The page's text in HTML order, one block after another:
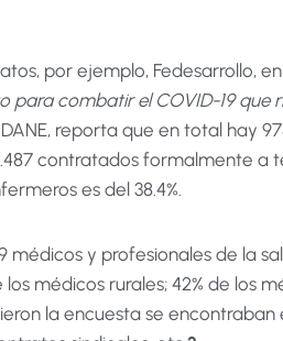
por ejemplo, Fedesarrollo,
combatir el COVID-19 que
reporta que en total hay
contratados formalmente a
es del 38.4%.
y profesionales de la
médicos rurales; 42% de los
la encuesta se